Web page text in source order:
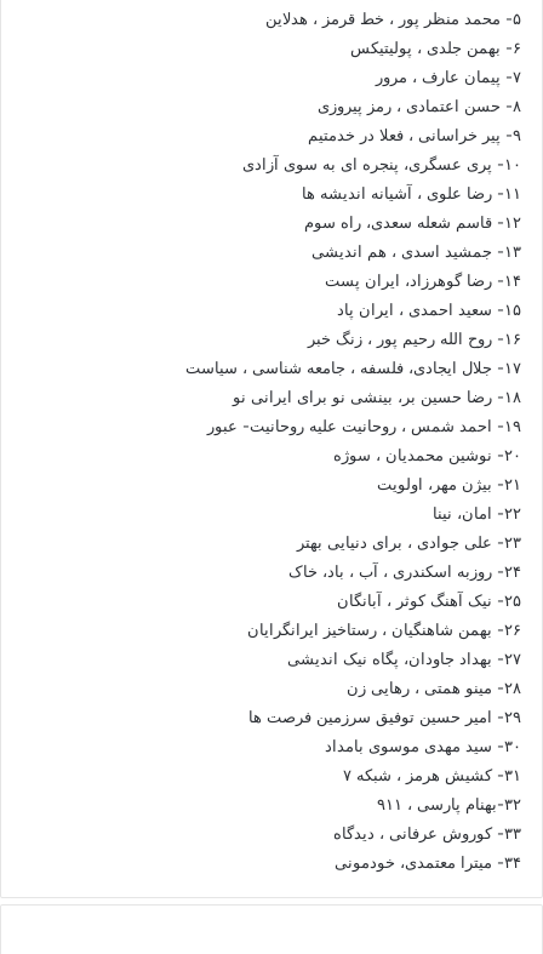
۵- محمد منظر پور ، خط قرمز ، هدلاین
۶- بهمن جلدی ، پولیتیکس
۷- پیمان عارف ، مرور
۸- حسن اعتمادی ، رمز پیروزی
۹- پیر خراسانی ، فعلا در خدمتیم
۱۰- پری عسگری، پنجره ای به سوی آزادی
۱۱- رضا علوی ، آشیانه اندیشه ها
۱۲- قاسم شعله سعدی، راه سوم
۱۳- جمشید اسدی ، هم اندیشی
۱۴- رضا گوهرزاد، ایران پست
۱۵- سعید احمدی ، ایران پاد
۱۶- روح الله رحیم پور ، زنگ خبر
۱۷- جلال ایجادی، فلسفه ، جامعه شناسی ، سیاست
۱۸- رضا حسین بر، بینشی نو برای ایرانی نو
۱۹- احمد شمس ، روحانیت علیه روحانیت- عبور
۲۰- نوشین محمدیان ، سوژه
۲۱- بیژن مهر، اولویت
۲۲- امان، نینا
۲۳- علی جوادی ، برای دنیایی بهتر
۲۴- روزبه اسکندری ، آب ، باد، خاک
۲۵- نیک آهنگ کوثر ، آبانگان
۲۶- بهمن شاهنگیان ، رستاخیز ایرانگرایان
۲۷- بهداد جاودان، پگاه نیک اندیشی
۲۸- مینو همتی ، رهایی زن
۲۹- امیر حسین توفیق سرزمین فرصت ها
۳۰- سید مهدی موسوی بامداد
۳۱- کشیش هرمز ، شبکه ۷
۳۲-بهنام پارسی ، ۹۱۱
۳۳- کوروش عرفانی ، دیدگاه
۳۴- میترا معتمدی، خودمونی